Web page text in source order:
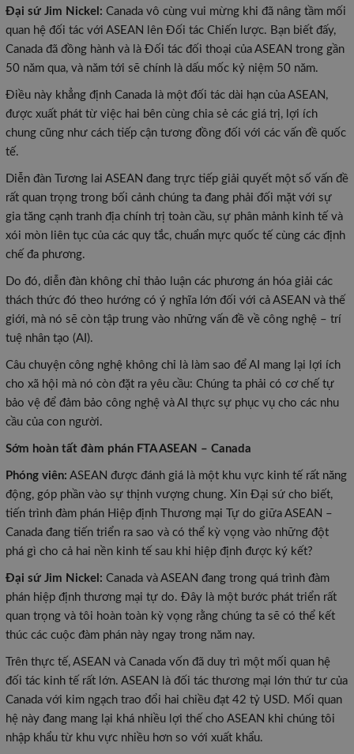
Đại sứ Jim Nickel: Canada vô cùng vui mừng khi đã nâng tầm mối
quan hệ đối tác với ASEAN lên Đối tác Chiến lược. Bạn biết đấy,
Canada đã đồng hành và là Đối tác đối thoại của ASEAN trong gần
50 năm qua, và năm tới sẽ chính là dấu mốc kỷ niệm 50 năm.
Điều này khẳng định Canada là một đối tác dài hạn của ASEAN,
được xuất phát từ việc hai bên cùng chia sẻ các giá trị, lợi ích
chung cũng như cách tiếp cận tương đồng đối với các vấn đề quốc
tế.
Diễn đàn Tương lai ASEAN đang trực tiếp giải quyết một số vấn đề
rất quan trọng trong bối cảnh chúng ta đang phải đối mặt với sự
gia tăng cạnh tranh địa chính trị toàn cầu, sự phân mảnh kinh tế và
xói mòn liên tục của các quy tắc, chuẩn mực quốc tế cùng các định
chế đa phương.
Do đó, diễn đàn không chỉ thảo luận các phương án hóa giải các
thách thức đó theo hướng có ý nghĩa lớn đối với cả ASEAN và thế
giới, mà nó sẽ còn tập trung vào những vấn đề về công nghệ – trí
tuệ nhân tạo (AI).
Câu chuyện công nghệ không chỉ là làm sao để AI mang lại lợi ích
cho xã hội mà nó còn đặt ra yêu cầu: Chúng ta phải có cơ chế tự
bảo vệ để đảm bảo công nghệ và AI thực sự phục vụ cho các nhu
cầu của con người.
Sớm hoàn tất đàm phán FTA ASEAN – Canada
Phóng viên: ASEAN được đánh giá là một khu vực kinh tế rất năng
động, góp phần vào sự thịnh vượng chung. Xin Đại sứ cho biết,
tiến trình đàm phán Hiệp định Thương mại Tự do giữa ASEAN –
Canada đang tiến triển ra sao và có thể kỳ vọng vào những đột
phá gì cho cả hai nền kinh tế sau khi hiệp định được ký kết?
Đại sứ Jim Nickel: Canada và ASEAN đang trong quá trình đàm
phán hiệp định thương mại tự do. Đây là một bước phát triển rất
quan trọng và tôi hoàn toàn kỳ vọng rằng chúng ta sẽ có thể kết
thúc các cuộc đàm phán này ngay trong năm nay.
Trên thực tế, ASEAN và Canada vốn đã duy trì một mối quan hệ
đối tác kinh tế rất lớn. ASEAN là đối tác thương mại lớn thứ tư của
Canada với kim ngạch trao đổi hai chiều đạt 42 tỷ USD. Mối quan
hệ này đang mang lại khá nhiều lợi thế cho ASEAN khi chúng tôi
nhập khẩu từ khu vực nhiều hơn so với xuất khẩu.